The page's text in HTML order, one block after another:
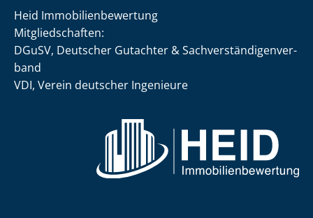
Heid Im­mo­bi­li­en­be­wer­tung
Mit­glied­schaf­ten:
DGuSV, Deutscher Gutachter & Sach­ver­stän­di­gen­ver­
band
VDI, Verein deutscher Ingenieure